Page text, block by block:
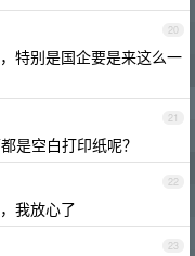
20
特别是国企要是来这么一
21
是空白打印纸呢？
22
我放心了
23